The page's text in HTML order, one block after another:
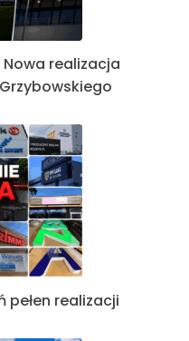
Nowa realizacja
pełen realizacji